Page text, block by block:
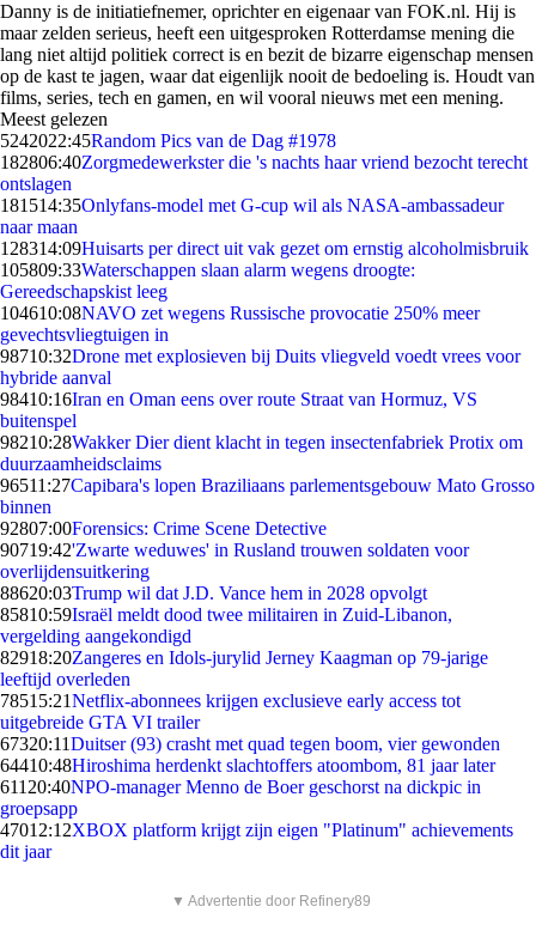
Danny is de initiatiefnemer, oprichter en eigenaar van FOK.nl. Hij is
maar zelden serieus, heeft een uitgesproken Rotterdamse mening die
lang niet altijd politiek correct is en bezit de bizarre eigenschap mensen
op de kast te jagen, waar dat eigenlijk nooit de bedoeling is. Houdt van
films, series, tech en gamen, en wil vooral nieuws met een mening.
Meest gelezen
5242022:45Random Pics van de Dag #1978
182806:40Zorgmedewerkster die 's nachts haar vriend bezocht terecht
ontslagen
181514:35Onlyfans-model met G-cup wil als NASA-ambassadeur
naar maan
128314:09Huisarts per direct uit vak gezet om ernstig alcoholmisbruik
105809:33Waterschappen slaan alarm wegens droogte:
Gereedschapskist leeg
104610:08NAVO zet wegens Russische provocatie 250% meer
gevechtsvliegtuigen in
98710:32Drone met explosieven bij Duits vliegveld voedt vrees voor
hybride aanval
98410:16Iran en Oman eens over route Straat van Hormuz, VS
buitenspel
98210:28Wakker Dier dient klacht in tegen insectenfabriek Protix om
duurzaamheidsclaims
96511:27Capibara's lopen Braziliaans parlementsgebouw Mato Grosso
binnen
92807:00Forensics: Crime Scene Detective
90719:42'Zwarte weduwes' in Rusland trouwen soldaten voor
overlijdensuitkering
88620:03Trump wil dat J.D. Vance hem in 2028 opvolgt
85810:59Israël meldt dood twee militairen in Zuid-Libanon,
vergelding aangekondigd
82918:20Zangeres en Idols-jurylid Jerney Kaagman op 79-jarige
leeftijd overleden
78515:21Netflix-abonnees krijgen exclusieve early access tot
uitgebreide GTA VI trailer
67320:11Duitser (93) crasht met quad tegen boom, vier gewonden
64410:48Hiroshima herdenkt slachtoffers atoombom, 81 jaar later
611 20:40NPO-manager Menno de Boer geschorst na dickpic in
groepsapp
47012:12XBOX platform krijgt zijn eigen "Platinum" achievements
dit jaar
▼ Advertentie door Refinery89